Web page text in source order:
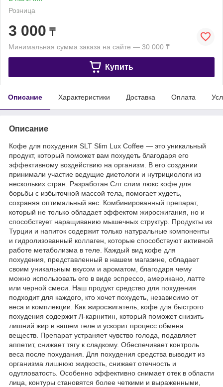
Розница
3 000 ₸
Минимальная сумма заказа на сайте — 30 000 ₸
Купить
Описание Характеристики Доставка Оплата
Описание
Кофе для похудения SLT Slim Lux Coffee — это уникальный
продукт, который поможет вам похудеть благодаря его
эффективному воздействию на организм. В его создании
принимали участие ведущие диетологи и нутрициологи из
нескольких стран. Разработан Слт слим люкс кофе для
борьбы с избыточной массой тела, помогает худеть,
сохраняя оптимальный вес. Комбинированный препарат,
который не только обладает эффектом жиросжигания, но и
способствует наращиванию мышечных структур. Продукты из
Турции и напиток содержит только натуральные компоненты
и гидролизованный коллаген, которые способствуют активной
работе метаболизма в теле. Каждый вид кофе для
похудения, представленный в нашем магазине, обладает
своим уникальным вкусом и ароматом, благодаря чему
можно использовать его в виде эспрессо, американо, латте
или черной смеси. Наш продукт средство для похудения
подходит для каждого, кто хочет похудеть, независимо от
веса и комплекции. Как жиросжигатель, кофе для быстрого
похудения содержит Л-карнитин, который поможет снизить
лишний жир в вашем теле и ускорит процесс обмена
веществ. Препарат устраняет чувство голода, подавляет
аппетит, снижает тягу к сладкому. Обеспечивает контроль
веса после похудания. Для похудения средства выводит из
организма лишнюю жидкость, снижает отечность и
одутловатость. Особенно эффективно снимает отек в области
лица, контуры становятся более четкими и выраженными,